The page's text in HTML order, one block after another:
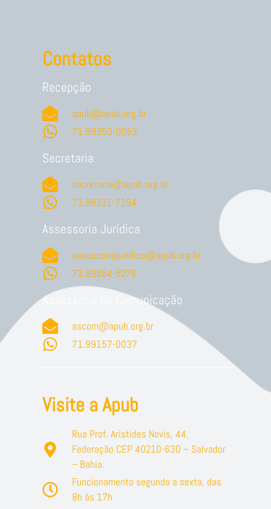
Contatos
Recepção
apub@apub.org.br
71.99353-0053
Secretaria
secretaria@apub.org.br
71.98231-7194
Assessoria Jurídica
assessoriajuridica@apub.org.br
71.99654-5276
Assessoria de Comunicação
ascom@apub.org.br
71.99157-0037
Visite a Apub
Rua Prof. Aristides Novis, 44,
Federação CEP 40210-630 – Salvador
– Bahia.
Funcionamento segunda a sexta, das
8h às 17h